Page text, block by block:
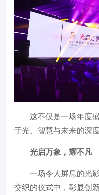
这不仅是一场年度
于光、智慧与未来的深度
光启万象，耀不凡
一场令人屏息的光
交织的仪式中，彰显创